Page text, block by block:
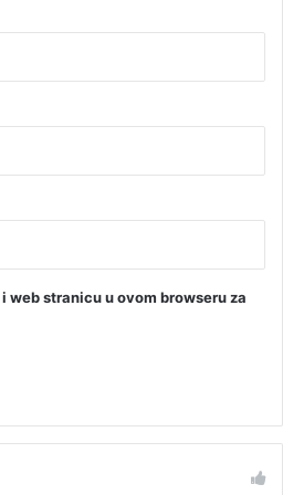
web stranicu u ovom browseru za